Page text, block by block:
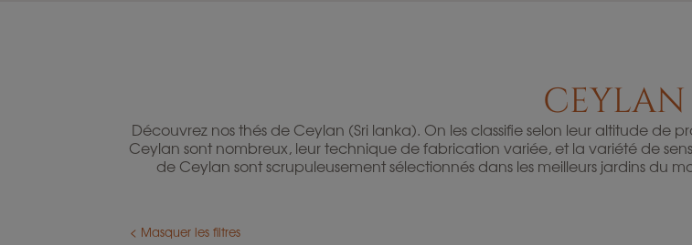
Thé blanc
Pu Erh
Oolong
Théière Japonaise
CEYLAN
Découvrez nos thés de Ceylan (Sri lanka). On les classifie selon leur altitude de
Ceylan sont nombreux, leur technique de fabrication variée, et la variété de
de Ceylan sont scrupuleusement sélectionnés dans les meilleurs jardins du
< Masquer les filtres